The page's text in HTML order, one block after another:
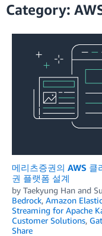
에디션
Category:
메리츠증권의 AWS
권 플랫폼 설계
by Taekyung Han and
Bedrock, Amazon
Streaming for Apache
Customer Solutions,
Share